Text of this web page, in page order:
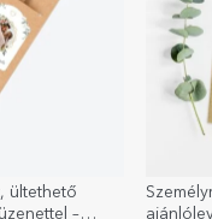
ültethető
–